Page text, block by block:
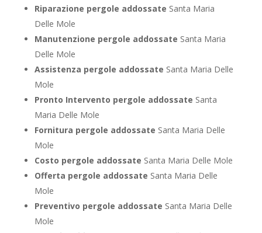
Riparazione pergole addossate Santa Maria
Delle Mole
Manutenzione pergole addossate Santa Maria
Delle Mole
Assistenza pergole addossate Santa Maria Delle
Mole
Pronto Intervento pergole addossate Santa
Maria Delle Mole
Fornitura pergole addossate Santa Maria Delle
Mole
Costo pergole addossate Santa Maria Delle Mole
Offerta pergole addossate Santa Maria Delle
Mole
Preventivo pergole addossate Santa Maria Delle
Mole